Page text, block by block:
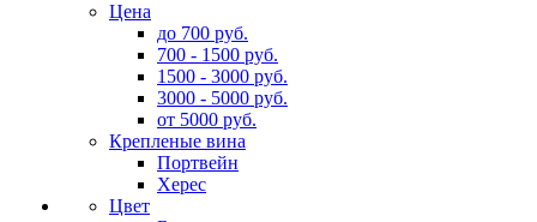
Цена
до 700 руб.
700 - 1500 руб.
1500 - 3000 руб.
3000 - 5000 руб.
от 5000 руб.
Крепленые вина
Портвейн
Херес
Цвет